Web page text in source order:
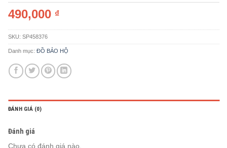
490,000 ₫
SKU: SP458376
Danh mục: ĐỒ BẢO HỘ
ĐÁNH GIÁ (0)
Đánh giá
Chưa có đánh giá nào.